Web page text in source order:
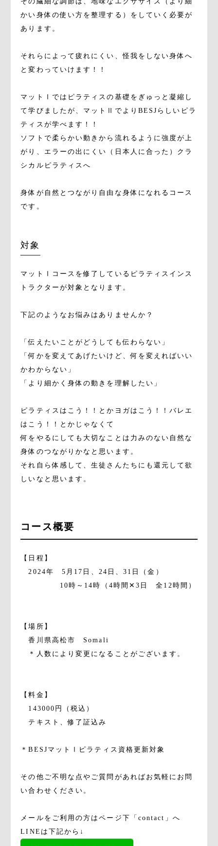
かい身体の使い方を整理する）をしていく必要が
あります。
それらによって疲れにくい、怪我をしない身体へ
と変わっていけます！！
マットⅠではピラティスの基礎をぎゅっと凝縮し
て学びましたが、マットⅡでよりBESJらしいピラ
ティスが学べます！！
ソフトで柔らかい動きから流れるように強度が上
がり、エラーの出にくい（日本人に合った）クラ
シカルピラティスへ
身体が自然とつながり自由な身体になれるコース
です。
対象
マットⅠコースを修了しているピラティスインス
トラクターが対象となります。
下記のようなお悩みはありませんか？
「伝えたいことがどうしても伝わらない」
「何かを変えてあげたいけど、何を変えればいい
かわからない」
「より細かく身体の動きを理解したい」
ピラティスはこう！！とかヨガはこう！！バレエ
はこう！！とかじゃなくて
何をやるにしても大切なことは力みのない自然な
身体のつながりかなと思います。
それ自ら体感して、生徒さんたちにも還元して欲
しいなと思います。
コース概要
【日程】
2024年 5月17日、24日、31日（金）
10時～14時（4時間✕3日 全12時間）
【場所】
香川県高松市 Somali
＊人数により変更になることがございます。
【料金】
143000円（税込）
テキスト、修了証込み
＊BESJマットⅠピラティス資格更新対象
その他ご不明な点やご質問があればお気軽にお問
い合わせください。
メールをご利用の方はページ下「contact」へ
LINEは下記から↓